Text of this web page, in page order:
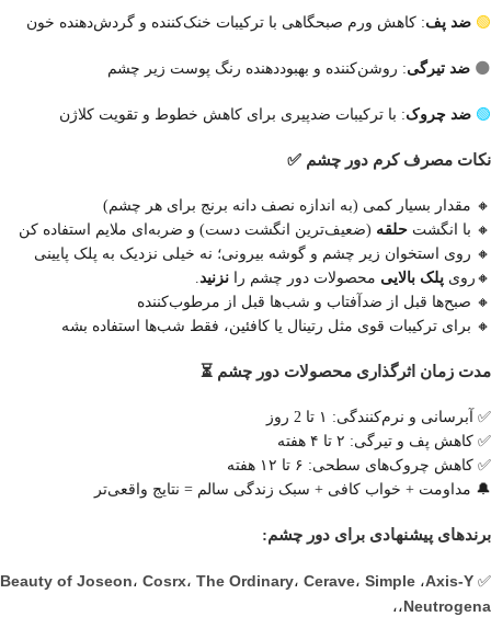
🟢 ضد پف: کاهش ورم صبحگاهی با ترکیبات خنک‌کننده و گردش‌دهنده خون
🌑 ضد تیرگی: روشن‌کننده و بهبوددهنده رنگ پوست زیر چشم
🟢 ضد چروک: با ترکیبات ضدپیری برای کاهش خطوط و تقویت کلاژن
نکات مصرف کرم دور چشم ✅
🔸 مقدار بسیار کمی (به اندازه نصف دانه برنج برای هر چشم)
🔸 با انگشت حلقه (ضعیف‌ترین انگشت دست) و ضربه‌ای ملایم استفاده کن
🔸 روی استخوان زیر چشم و گوشه بیرونی؛ نه خیلی نزدیک به پلک پایینی
🔸روی پلک بالایی محصولات دور چشم را نزنید.
🔸 صبح‌ها قبل از ضدآفتاب و شب‌ها قبل از مرطوب‌کننده
🔸 برای ترکیبات قوی مثل رتینال یا کافئین، فقط شب‌ها استفاده بشه
مدت زمان اثرگذاری محصولات دور چشم ⏳
✅ آبرسانی و نرم‌کنندگی: ۱ تا 2 روز
✅ کاهش پف و تیرگی: ۲ تا ۴ هفته
✅ کاهش چروک‌های سطحی: ۶ تا ۱۲ هفته
🔔 مداومت + خواب کافی + سبک زندگی سالم = نتایج واقعی‌تر
برندهای پیشنهادی برای دور چشم:
✅
Beauty of Joseon، Cosrx، The Ordinary، Cerave، Simple ،Axis-Y
،Neutrogena ،